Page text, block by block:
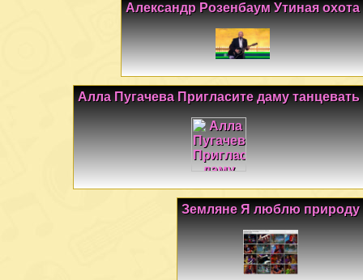
Александр Розенбаум Утиная охота
Алла Пугачева Пригласите даму танцевать
Земляне Я люблю природу